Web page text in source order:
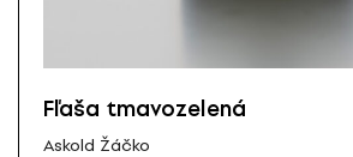
Fľaša tmavozelená
Askold Žáčko